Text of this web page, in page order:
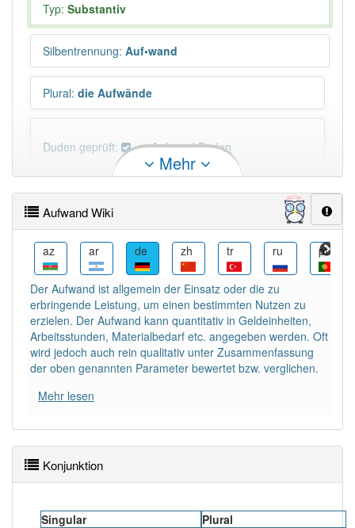
Typ: Substantiv
Silbentrennung: Auf•wand
Plural: die Aufwände
Duden geprüft: Aufwand Duden
PowerIndex:1 441
Häufigkeit: 6 von 10
Wörter mit Endung -aufwand: 16
Wörter mit Endung -aufwandaber mit einem
anderen Artikelder: 0
korrekt erraten.
Mehr
Aufwand Wiki
az ar de zh tr ru pt
Der Aufwand ist allgemein der Einsatz oder die zu
erbringende Leistung, um einen bestimmten Nutzen zu
erzielen. Der Aufwand kann quantitativ in Geldeinheiten,
Arbeitsstunden, Materialbedarf etc. angegeben werden. Oft
wird jedoch auch rein qualitativ unter Zusammenfassung
der oben genannten Parameter bewertet bzw. verglichen.
Mehr lesen
Konjunktion
Singular
Plural